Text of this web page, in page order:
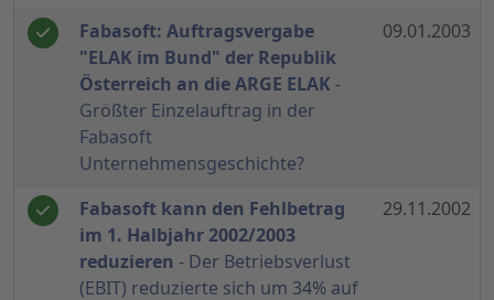
Fabasoft: Auftragsvergabe
"ELAK im Bund" der Republik
Österreich an die ARGE ELAK -
Größter Einzelauftrag in der
Fabasoft
Unternehmensgeschichte?
09.01.2003
Fabasoft kann den Fehlbetrag
im 1. Halbjahr 2002/2003
reduzieren - Der Betriebsverlust
(EBIT) reduzierte sich um 34% auf
29.11.2002